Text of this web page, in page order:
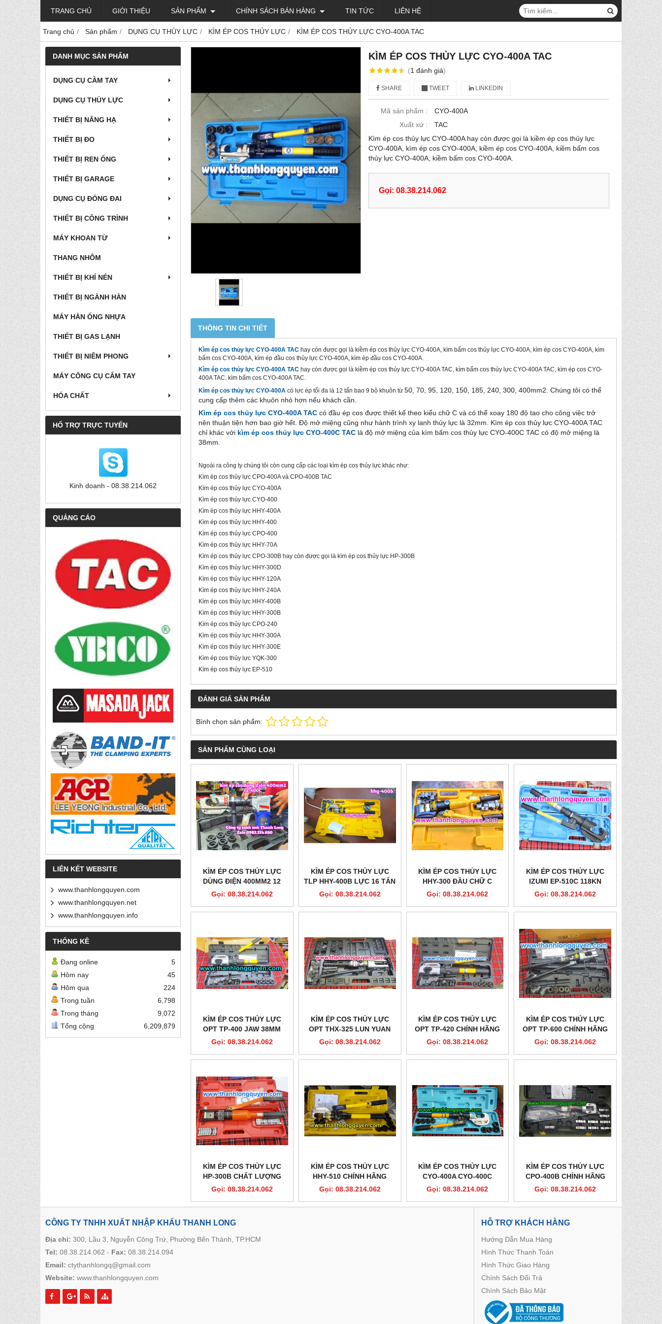
TRANG CHỦ GIỚI THIỆU SẢN PHẨM CHÍNH SÁCH BÁN HÀNG TIN TỨC LIÊN HỆ
Trang chủ Sản phẩm DỤNG CỤ THỦY LỰC KÌM ÉP COS THỦY LỰC KÌM ÉP COS THỦY LỰC CYO-400A TAC
DANH MỤC SẢN PHẨM
DỤNG CỤ CẦM TAY
DỤNG CỤ THỦY LỰC
THIẾT BỊ NÂNG HẠ
THIẾT BỊ ĐO
THIẾT BỊ REN ỐNG
THIẾT BỊ GARAGE
DỤNG CỤ ĐÓNG ĐAI
THIẾT BỊ CÔNG TRÌNH
MÁY KHOAN TỪ
THANG NHÔM
THIẾT BỊ KHÍ NÉN
THIẾT BỊ NGÀNH HÀN
MÁY HÀN ỐNG NHỰA
THIẾT BỊ GAS LẠNH
THIẾT BỊ NIÊM PHONG
MÁY CÔNG CỤ CẤM TAY
HÓA CHẤT
HỔ TRỢ TRỰC TUYẾN
Kinh doanh - 08.38.214.062
QUẢNG CÁO
LIÊN KẾT WEBSITE
www.thanhlongquyen.com
www.thanhlongquyen.net
www.thanhlongquyen.info
THỐNG KÊ
Đang online
5
Hôm nay
45
Hôm qua
224
Trong tuần
6,798
Trong tháng
9,072
Tổng cộng
6,209,879
KÌM ÉP COS THỦY LỰC CYO-400A TAC
(1 đánh giá)
SHARE TWEET LINKEDIN
Mã sản phẩm :
CYO-400A
Xuất xứ :
TAC
Kìm ép cos thủy lực CYO-400A hay còn được gọi là kiềm ép cos thủy lực
CYO-400A, kìm ép cos CYO-400A, kiềm ép cos CYO-400A, kiềm bấm cos
thủy lực CYO-400A, kiềm bấm cos CYO-400A.
Gọi: 08.38.214.062
THÔNG TIN CHI TIẾT
Kìm ép cos thủy lực CYO-400A TAC hay còn được gọi là kiềm ép cos thủy lực CYO-400A, kìm bấm cos thủy lực CYO-400A, kìm ép cos CYO-400A, kìm
bấm cos CYO-400A, kìm ép đầu cos thủy lực CYO-400A, kìm ép đầu cos CYO-400A.
Kìm ép cos thủy lực CYO-400A TAC hay còn được gọi là kiềm ép cos thủy lực CYO-400A TAC, kìm bấm cos thủy lực CYO-400A TAC, kìm ép cos CYO-
400A TAC, kìm bấm cos CYO-400A TAC.
Kìm ép cos thủy lực CYO-400A có lực ép tối đa là 12 tấn bao 9 bộ khuôn từ 50, 70, 95, 120, 150, 185, 240, 300, 400mm2 . Chúng tôi có thể
cung cấp thêm các khuôn nhỏ hơn nếu khách cần.
Kìm ép cos thủy lực CYO-400A TAC có đầu ép cos được thiết kế theo kiểu chữ C và có thể xoay 180 độ tao cho công việc trở
nên thuận tiện hơn bao giờ hết. Độ mở miệng cũng như hành trình xy lanh thủy lực là 32mm.
Kìm ép cos thủy lực CYO-400A TAC
chỉ khác với kìm ép cos thủy lực CYO-400C TAC là độ mở miệng của kìm bấm cos thủy lực CYO-400C TAC có độ mở miệng là
38mm.
Ngoài ra công ty chúng tôi còn cung cấp các loại kìm ép cos thủy lực khác như:
Kìm ép cos thủy lực CPO-400A và CPO-400B TAC
Kìm ép cos thủy lực CYO-400A
Kìm ép cos thủy lực CYO-400
Kìm ép cos thủy lực HHY-400A
Kìm ép cos thủy lực HHY-400
Kìm ép cos thủy lực CPO-400
Kìm ép cos thủy lực HHY-70A
Kìm ép cos thủy lực CPO-300B hay còn được gọi là kìm ép cos thủy lực HP-300B
Kìm ép cos thủy lực HHY-300D
Kìm ép cos thủy lực HHY-120A
Kìm ép cos thủy lực HHY-240A
Kìm ép cos thủy lực HHY-400B
Kìm ép cos thủy lực HHY-300B
Kìm ép cos thủy lực CPO-240
Kìm ép cos thủy lực HHY-300A
Kìm ép cos thủy lực HHY-300E
Kìm ép cos thủy lực YQK-300
Kìm ép cos thủy lực EP-510
ĐÁNH GIÁ SẢN PHẨM
Bình chọn sản phẩm:
SẢN PHẨM CÙNG LOẠI
KÌM ÉP COS THỦY LỰC
DÙNG ĐIỆN 400MM2 12
TẤN LZ-400C XC TOOLS
Gọi: 08.38.214.062
KÌM ÉP COS THỦY LỰC
TLP HHY-400B LỰC 16 TẤN
STROKE 32MM CÓ VAN AN
Gọi: 08.38.214.062
KÌM ÉP COS THỦY LỰC
HHY-300 ĐẦU CHỮ C
KHUÔN DÀY
Gọi: 08.38.214.062
KÌM ÉP COS THỦY LỰC
IZUMI EP-510C 118KN
Gọi: 08.38.214.062
KÌM ÉP COS THỦY LỰC
OPT TP-400 JAW 38MM
Gọi: 08.38.214.062
KÌM ÉP COS THỦY LỰC
OPT THX-325 LUN YUAN
Gọi: 08.38.214.062
KÌM ÉP COS THỦY LỰC
OPT TP-420 CHÍNH HÃNG
Gọi: 08.38.214.062
KÌM ÉP COS THỦY LỰC
OPT TP-600 CHÍNH HÃNG
Gọi: 08.38.214.062
KÌM ÉP COS THỦY LỰC
HP-300B CHẤT LƯỢNG
Gọi: 08.38.214.062
KÌM ÉP COS THỦY LỰC
HHY-510 CHÍNH HÃNG
Gọi: 08.38.214.062
KÌM ÉP COS THỦY LỰC
CYO-400A CYO-400C
Gọi: 08.38.214.062
KÌM ÉP COS THỦY LỰC
CPO-400B CHÍNH HÃNG
Gọi: 08.38.214.062
CÔNG TY TNHH XUẤT NHẬP KHẨU THANH LONG
Địa chỉ: 300, Lầu 3, Nguyễn Công Trứ, Phường Bến Thành, TP.HCM
Tel: 08.38.214.062 - Fax: 08.38.214.094
Email: ctythanhlongq@gmail.com
Website: www.thanhlongquyen.com
HỖ TRỢ KHÁCH HÀNG
Hướng Dẫn Mua Hàng
Hình Thức Thanh Toán
Hình Thức Giao Hàng
Chính Sách Đổi Trả
Chính Sách Bảo Mật